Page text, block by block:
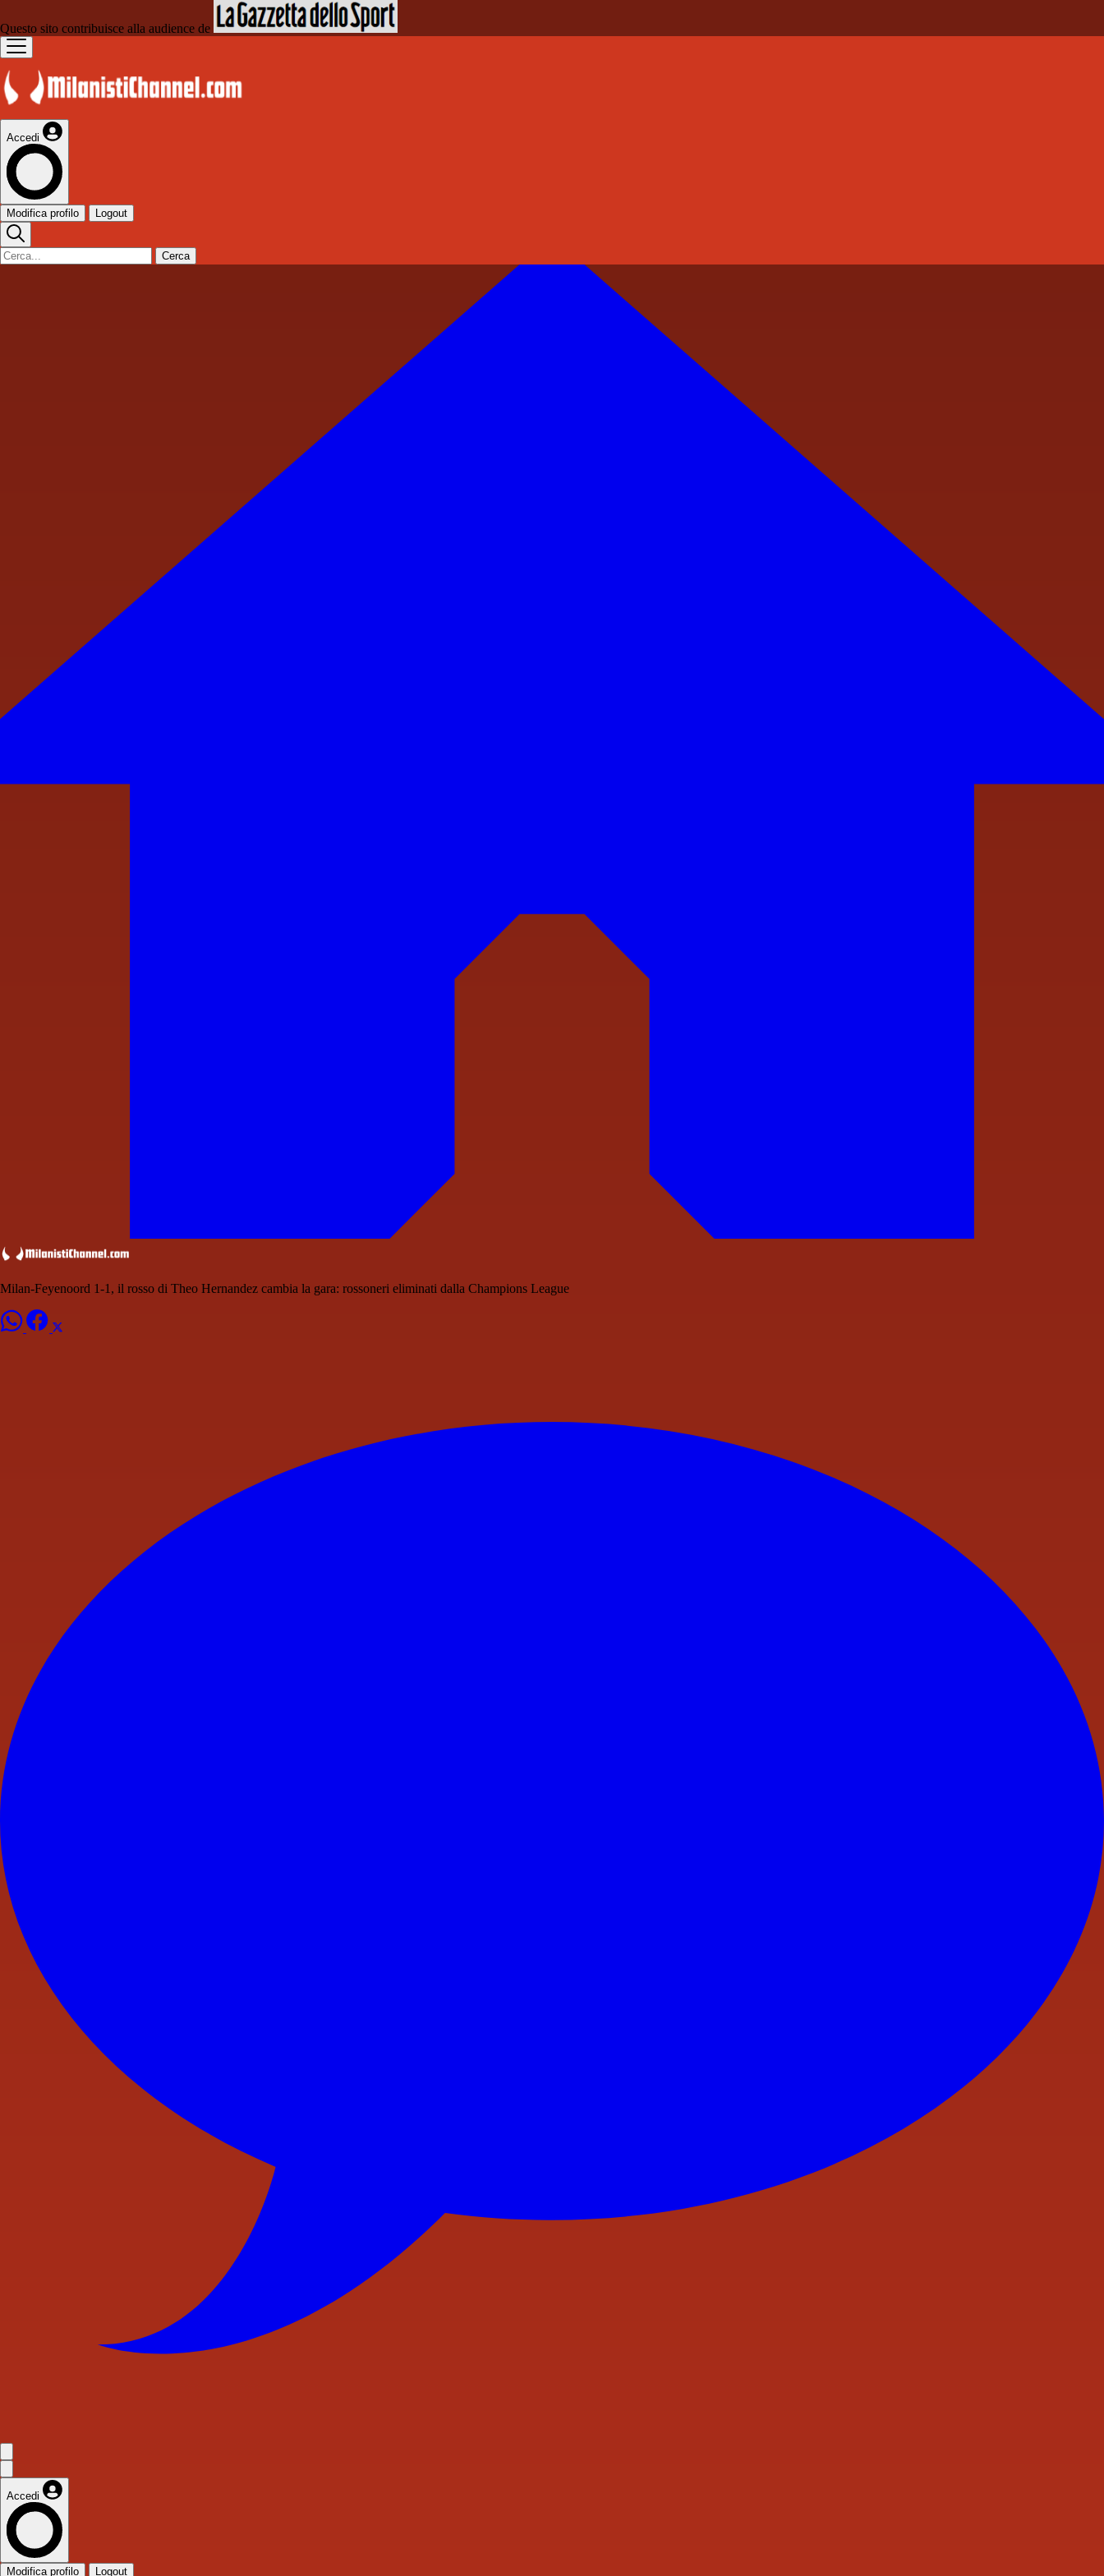
Questo sito contribuisce alla audience de
Accedi
Modifica profilo Logout
Cerca
Milan-Feyenoord 1-1, il rosso di Theo Hernandez cambia la gara: rossoneri eliminati dalla Champions League
Accedi
Modifica profilo Logout